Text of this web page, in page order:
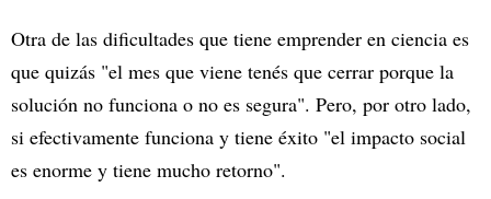
Otra de las dificultades que tiene emprender en ciencia es
que quizás "el mes que viene tenés que cerrar porque la
solución no funciona o no es segura". Pero, por otro lado,
si efectivamente funciona y tiene éxito "el impacto social
es enorme y tiene mucho retorno".